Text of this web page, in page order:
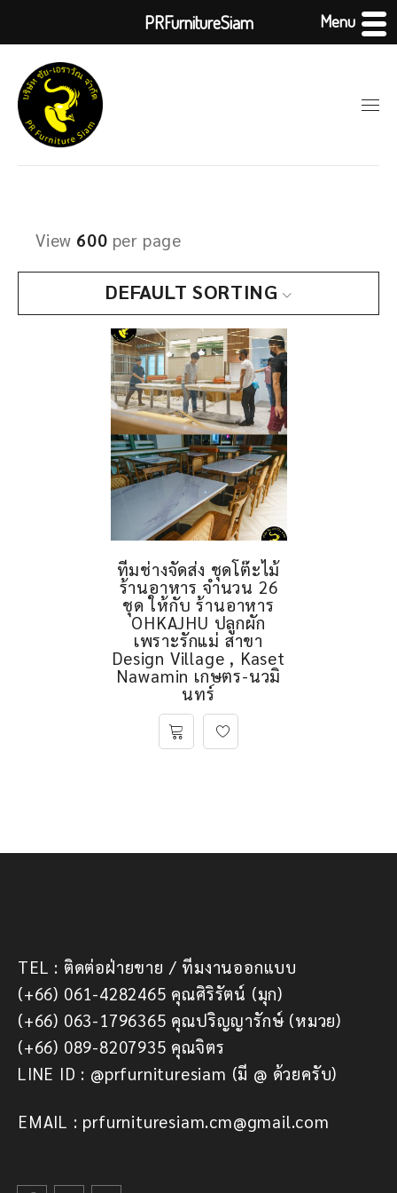
DEFAULT SORTING
View 600 per page
ทีมช่างจัดส่ง ชุดโต๊ะไม้
ร้านอาหาร จำนวน 26
ชุด ให้กับ ร้านอาหาร
OHKAJHU ปลูกผัก
เพราะรักแม่ สาขา
Design Village , Kaset
Nawamin เกษตร-นวมิ
นทร์
TEL : ติดต่อฝ่ายขาย / ทีมงานออกแบบ
(+66) 061-4282465 คุณศิริรัตน์ (มุก)
(+66) 063-1796365 คุณปริญญารักษ์ (หมวย)
(+66) 089-8207935 คุณจิตร
LINE ID : @prfurnituresiam (มี @ ด้วยครับ)
EMAIL : prfurnituresiam.cm@gmail.com
PRFurnitureSiam Menu